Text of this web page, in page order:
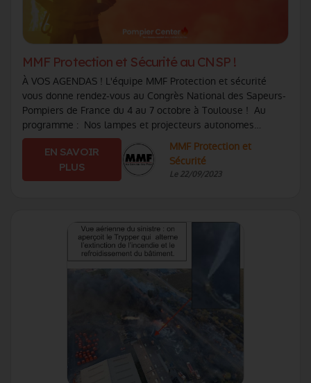
MMF Protection et Sécurité au CNSP !
À VOS AGENDAS ! L'équipe MMF Protection et sécurité
vous donne rendez-vous au Congrès National des Sapeurs-
Pompiers de France du 4 au 7 octobre à Toulouse ! Au
programme : Nos lampes et projecteurs autonomes
PELI™ pour éclairer vos zones de travail (...)
EN SAVOIR
PLUS
MMF Protection et
Sécurité
Le 22/09/2023